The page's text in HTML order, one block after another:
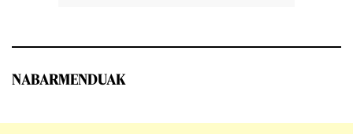
NABARMENDUAK